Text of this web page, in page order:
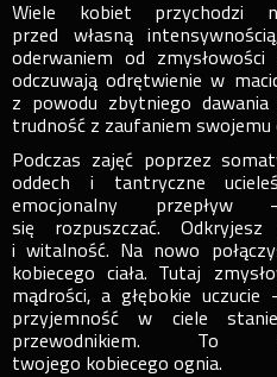
Wiele kobiet
przed własną
oderwaniem od
odczuwają odrętwienie w
z powodu zbytniego
trudność z zaufaniem swojemu
Podczas zajęć poprzez
oddech i tantryczne
emocjonalny przepływ
się rozpuszczać.
i witalność. Na nowo
kobiecego ciała. Tutaj
mądrości, a głębokie
przyjemność w ciele
przewodnikiem. To
twojego kobiecego ognia.